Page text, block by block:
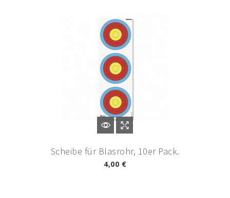
Scheibe für Blasrohr, 10er Pack.
4,00 €